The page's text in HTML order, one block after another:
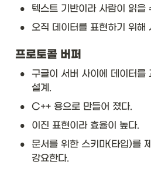
• 텍스트 기반이라 사람이 읽을
• 오직 데이터를 표현하기 위해
프로토콜 버퍼
•
구글이 서버 사이에 데이터를
설계.
• C++ 용으로 만들어 졌다.
• 이진 표현이라 효율이 높다.
•
문서를 위한 스키마(타입)를
강요한다.